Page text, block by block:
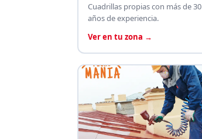
Cuadrillas propias con más de 30
años de experiencia.
Ver en tu zona →